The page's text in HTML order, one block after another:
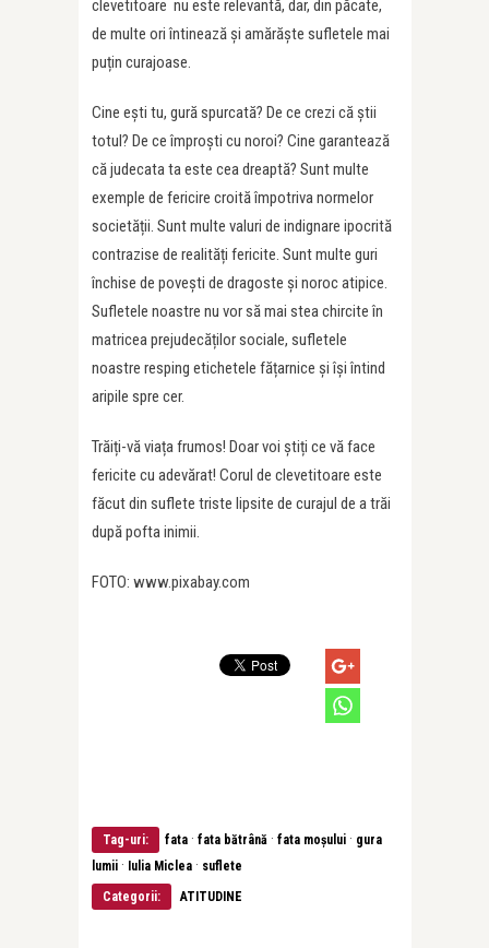
clevetitoare nu este relevantă, dar, din păcate,
de multe ori întinează și amărăște sufletele mai
puțin curajoase.
Cine ești tu, gură spurcată? De ce crezi că știi
totul? De ce împroști cu noroi? Cine garantează
că judecata ta este cea dreaptă? Sunt multe
exemple de fericire croită împotriva normelor
societății. Sunt multe valuri de indignare ipocrită
contrazise de realități fericite. Sunt multe guri
închise de povești de dragoste și noroc atipice.
Sufletele noastre nu vor să mai stea chircite în
matricea prejudecăților sociale, sufletele
noastre resping etichetele fățarnice și își întind
aripile spre cer.
Trăiți-vă viața frumos! Doar voi știți ce vă face
fericite cu adevărat! Corul de clevetitoare este
făcut din suflete triste lipsite de curajul de a trăi
după pofta inimii.
FOTO: www.pixabay.com
Tag-uri: fata · fata bătrână · fata moșului · gura
lumii · Iulia Miclea · suflete
Categorii:
ATITUDINE